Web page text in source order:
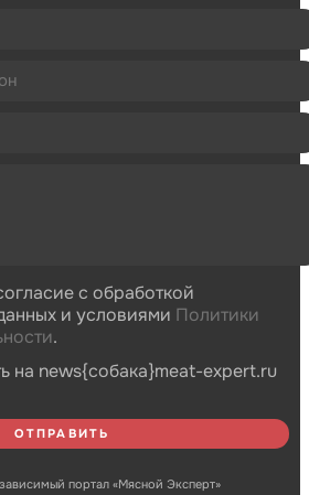
с обработкой
и условиями Политики
.
на news{собака}meat-expert.ru
портал «Мясной Эксперт»